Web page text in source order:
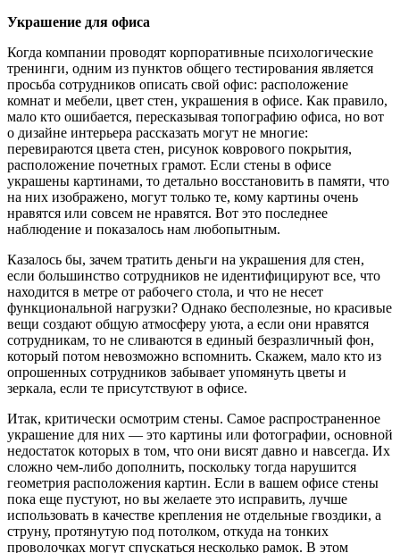
Украшение для офиса
Когда компании проводят корпоративные психологические
тренинги, одним из пунктов общего тестирования является
просьба сотрудников описать свой офис: расположение
комнат и мебели, цвет стен, украшения в офисе. Как правило,
мало кто ошибается, пересказывая топографию офиса, но вот
о дизайне интерьера рассказать могут не многие:
перевираются цвета стен, рисунок коврового покрытия,
расположение почетных грамот. Если стены в офисе
украшены картинами, то детально восстановить в памяти, что
на них изображено, могут только те, кому картины очень
нравятся или совсем не нравятся. Вот это последнее
наблюдение и показалось нам любопытным.
Казалось бы, зачем тратить деньги на украшения для стен,
если большинство сотрудников не идентифицируют все, что
находится в метре от рабочего стола, и что не несет
функциональной нагрузки? Однако бесполезные, но красивые
вещи создают общую атмосферу уюта, а если они нравятся
сотрудникам, то не сливаются в единый безразличный фон,
который потом невозможно вспомнить. Скажем, мало кто из
опрошенных сотрудников забывает упомянуть цветы и
зеркала, если те присутствуют в офисе.
Итак, критически осмотрим стены. Самое распространенное
украшение для них — это картины или фотографии, основной
недостаток которых в том, что они висят давно и навсегда. Их
сложно чем-либо дополнить, поскольку тогда нарушится
геометрия расположения картин. Если в вашем офисе стены
пока еще пустуют, но вы желаете это исправить, лучше
использовать в качестве крепления не отдельные гвоздики, а
струну, протянутую под потолком, откуда на тонких
проволочках могут спускаться несколько рамок. В этом